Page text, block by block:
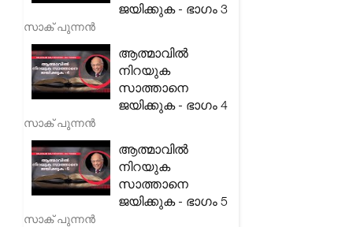
ജയിക്കുക - ഭാഗം 3
സാക് പുന്നൻ
ആത്മാവിൽ
നിറയുക
സാത്താനെ
ജയിക്കുക - ഭാഗം 4
സാക് പുന്നൻ
ആത്മാവിൽ
നിറയുക
സാത്താനെ
ജയിക്കുക - ഭാഗം 5
സാക് പുന്നൻ